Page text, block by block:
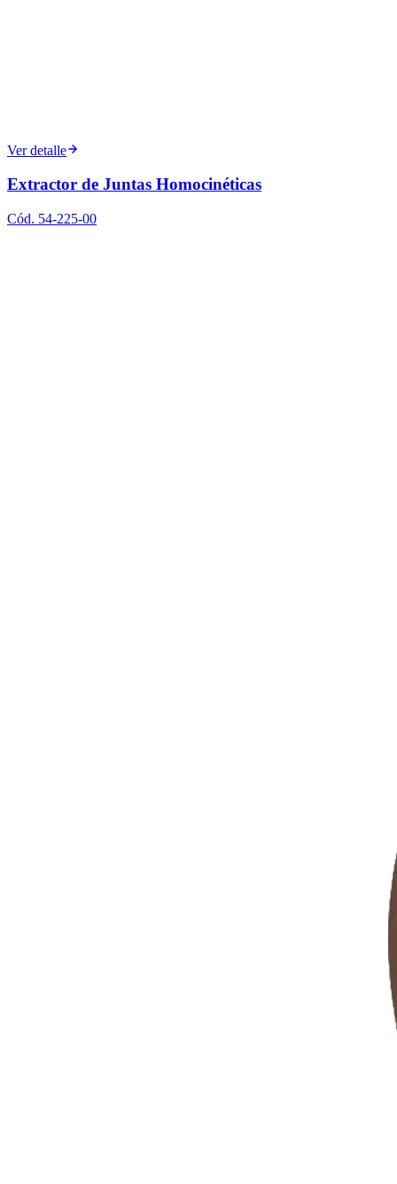
Ver detalle
Extractor de Juntas Homocinéticas
Cód. 54-225-00